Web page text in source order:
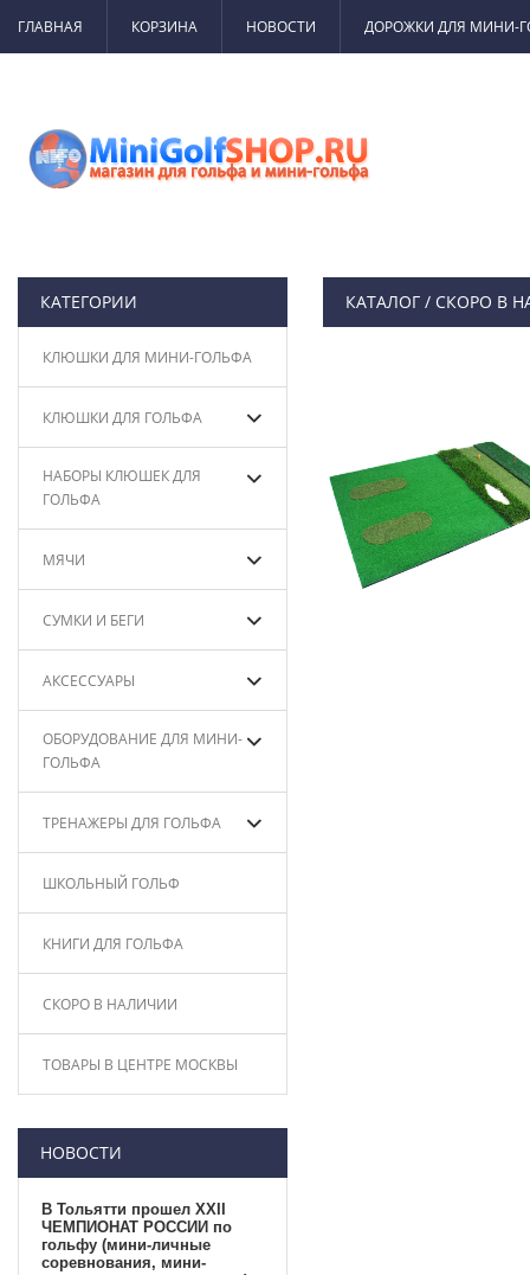
ГЛАВНАЯ КОРЗИНА НОВОСТИ ДОРОЖКИ ДЛЯ МИНИ-
КАТЕГОРИИ
КЛЮШКИ ДЛЯ МИНИ-ГОЛЬФА
КЛЮШКИ ДЛЯ ГОЛЬФА
НАБОРЫ КЛЮШЕК ДЛЯ
ГОЛЬФА
МЯЧИ
СУМКИ И БЕГИ
АКСЕССУАРЫ
ОБОРУДОВАНИЕ ДЛЯ МИНИ-
ГОЛЬФА
ТРЕНАЖЕРЫ ДЛЯ ГОЛЬФА
ШКОЛЬНЫЙ ГОЛЬФ
КНИГИ ДЛЯ ГОЛЬФА
СКОРО В НАЛИЧИИ
ТОВАРЫ В ЦЕНТРЕ МОСКВЫ
НОВОСТИ
В Тольятти прошел XXII
ЧЕМПИОНАТ РОССИИ по
гольфу (мини-личные
соревнования, мини-
КАТАЛОГ/ СКОРО В